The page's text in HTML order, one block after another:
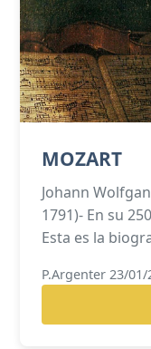
MOZART
Johann
1791)- En su
Esta es la
P.Argenter 23/01/